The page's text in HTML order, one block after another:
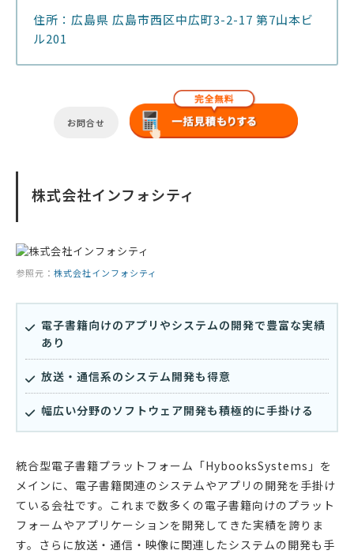
住所：広島県 広島市西区中広町3-2-17 第7山本ビ
ル201
お問合せ
株式会社インフォシティ
参照元： 株式会社インフォシティ
電子書籍向けのアプリやシステムの開発で豊富な実績
あり
放送・通信系のシステム開発も得意
幅広い分野のソフトウェア開発も積極的に手掛ける
統合型電子書籍プラットフォーム「HybooksSystems」を
メインに、電子書籍関連のシステムやアプリの開発を手掛け
ている会社です。これまで数多くの電子書籍向けのプラット
フォームやアプリケーションを開発してきた実績を誇りま
す。さらに放送・通信・映像に関連したシステムの開発も手